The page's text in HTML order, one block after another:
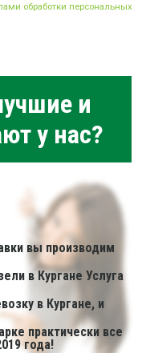
обработки персональных
и
у нас?
вы производим
в Кургане Услуга
в Кургане, и
практически все
года!